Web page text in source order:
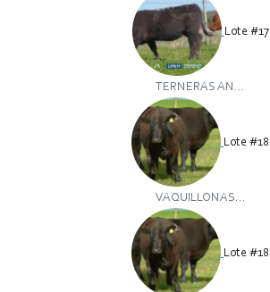
Lote #17
TERNERAS AN...
Lote #18
VAQUILLONAS...
Lote #18